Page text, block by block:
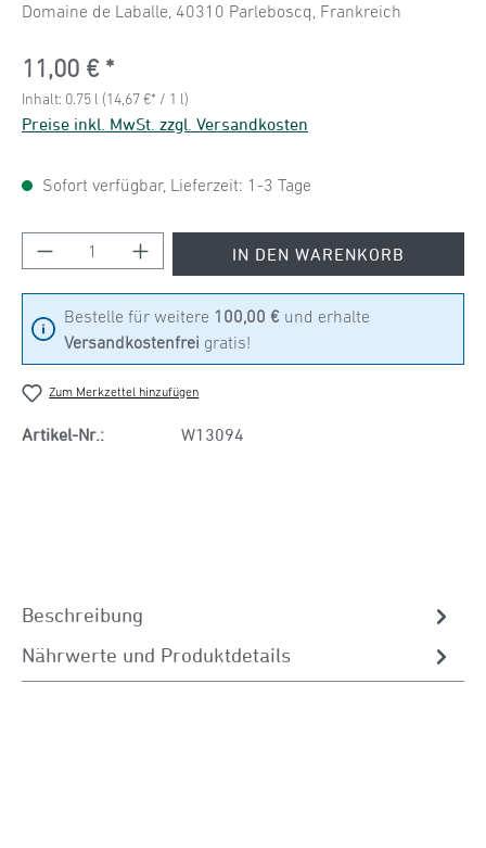
Domaine de Laballe, 40310 Parleboscq, Frankreich
Regulärer Preis:
11,00 €
Inhalt: 0.75 l (14,67 €* / 1 l)
Preise inkl. MwSt. zzgl. Versandkosten
Sofort verfügbar, Lieferzeit: 1-3 Tage
Produkt Anzahl: Gib den gewünschten Wert
IN DEN WARENKORB
Bestelle für weitere 100,00 € und erhalte
Versandkostenfrei gratis!
Zum Merkzettel hinzufügen
Artikel-Nr.: W13094
Beschreibung
Nährwerte und Produktdetails